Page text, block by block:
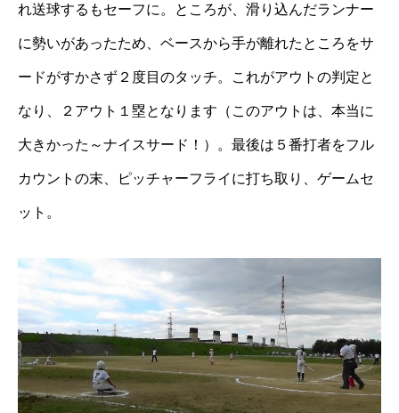
れ送球するもセーフに。ところが、滑り込んだランナー
に勢いがあったため、ベースから手が離れたところをサ
ードがすかさず２度目のタッチ。これがアウトの判定と
なり、２アウト１塁となります（このアウトは、本当に
大きかった～ナイスサード！）。最後は５番打者をフル
カウントの末、ピッチャーフライに打ち取り、ゲームセ
ット。